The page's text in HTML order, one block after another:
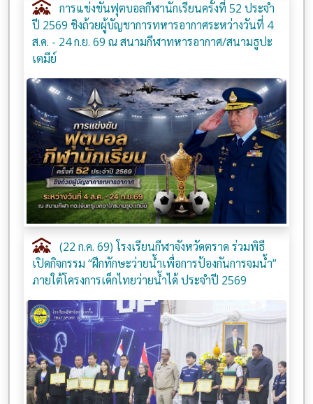
การแข่งขันฟุตบอลกีฬานักเรียนครั้งที่ 52 ประจำ
ปี 2569 ชิงถ้วยผู้บัญชาการทหารอากาศระหว่างวันที่ 4
ส.ค. - 24 ก.ย. 69 ณ สนามกีฬาทหารอากาศ/สนามธูปะ
เตมีย์
(22 ก.ค. 69) โรงเรียนกีฬาจังหวัดตราด ร่วมพิธี
เปิดกิจกรรม “ฝึกทักษะว่ายน้ำเพื่อการป้องกันการจมน้ำ”
ภายใต้โครงการเด็กไทยว่ายน้ำได้ ประจำปี 2569